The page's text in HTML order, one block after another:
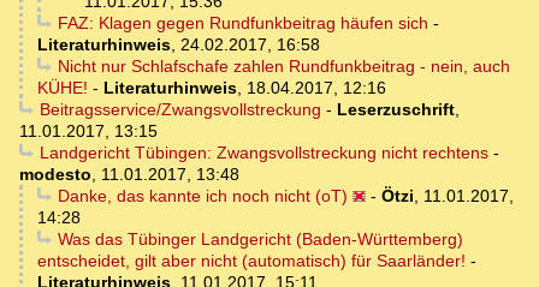
FAZ: Klagen gegen Rundfunkbeitrag häufen sich -
Literaturhinweis, 24.02.2017, 16:58
Nicht nur Schlafschafe zahlen Rundfunkbeitrag - nein, auch
KÜHE! - Literaturhinweis, 18.04.2017, 12:16
Beitragsservice/Zwangsvollstreckung - Leserzuschrift,
11.01.2017, 13:15
Landgericht Tübingen: Zwangsvollstreckung nicht rechtens-
modesto, 11.01.2017, 13:48
Danke, das kannte ich noch nicht (oT)
- Ötzi, 11.01.2017,
14:28
Was das Tübinger Landgericht (Baden-Württemberg)
entscheidet, gilt aber nicht (automatisch) für Saarländer! -
Literaturhinweis 11.01.2017, 15:11